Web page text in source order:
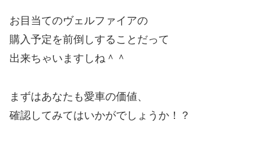
お目当てのヴェルファイアの
購入予定を前倒しすることだって
出来ちゃいますしね＾＾
まずはあなたも愛車の価値、
確認してみてはいかがでしょうか！？